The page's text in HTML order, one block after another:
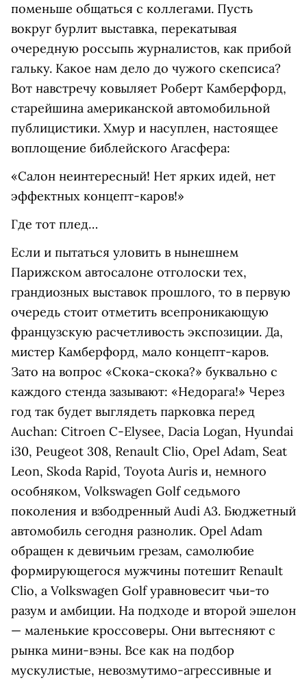
поменьше общаться с коллегами. Пусть
вокруг бурлит выставка, перекатывая
очередную россыпь журналистов, как прибой
гальку. Какое нам дело до чужого скепсиса?
Вот навстречу ковыляет Роберт Камберфорд,
старейшина американской автомобильной
публицистики. Хмур и насуплен, настоящее
воплощение библейского Агасфера:
«Салон неинтересный! Нет ярких идей, нет
эффектных концепт-каров!»
Где тот плед…
Если и пытаться уловить в нынешнем
Парижском автосалоне отголоски тех,
грандиозных выставок прошлого, то в первую
очередь стоит отметить всепроникающую
французскую расчетливость экспозиции. Да,
мистер Камберфорд, мало концепт-каров.
Зато на вопрос «Скока-скока?» буквально с
каждого стенда зазывают: «Недорага!» Через
год так будет выглядеть парковка перед
Auchan: Citroen C-Elysee, Dacia Logan, Hyundai
i30, Peugeot 308, Renault Clio, Opel Adam, Seat
Leon, Skoda Rapid, Toyota Auris и, немного
особняком, Volkswagen Golf седьмого
поколения и взбодренный Audi A3. Бюджетный
автомобиль сегодня разнолик. Opel Adam
обращен к девичьим грезам, самолюбие
формирующегося мужчины потешит Renault
Clio, а Volkswagen Golf уравновесит чьи-то
разум и амбиции. На подходе и второй эшелон
— маленькие кроссоверы. Они вытесняют с
рынка мини-вэны. Все как на подбор
мускулистые, невозмутимо-агрессивные и